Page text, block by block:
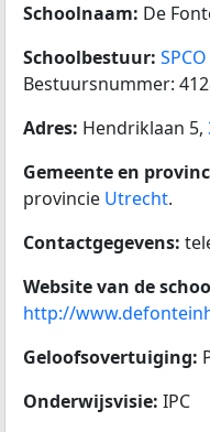
Schoolnaam: De
Schoolbestuur:
Bestuursnummer:
Adres: Hendriklaan 5,
Gemeente en
provincie Utrecht.
Contactgegevens:
Website van de
http://
Geloofsovertuiging:
Onderwijsvisie: IPC